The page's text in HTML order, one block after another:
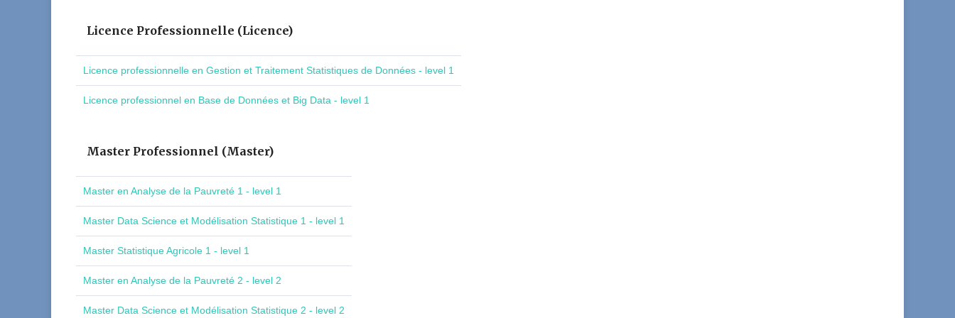
Licence Professionnelle (Licence)
Licence professionnelle en Gestion et Traitement Statistiques de Données - level 1
Licence professionnel en Base de Données et Big Data - level 1
Master Professionnel (Master)
Master en Analyse de la Pauvreté 1 - level 1
Master Data Science et Modélisation Statistique 1 - level 1
Master Statistique Agricole 1 - level 1
Master en Analyse de la Pauvreté 2 - level 2
Master Data Science et Modélisation Statistique 2 - level 2